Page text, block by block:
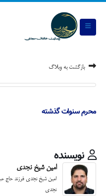
بازگشت به وبلاگ
محرم سنوات گذشته
نویسنده
امین شیخ نجدی
امین شیخ نجدی فرزند حاج
نجدی